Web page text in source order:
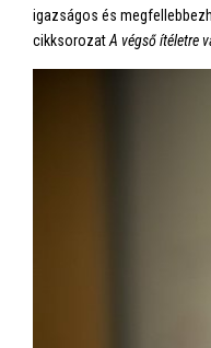
igazságos és
cikksorozatA végső ítéletre